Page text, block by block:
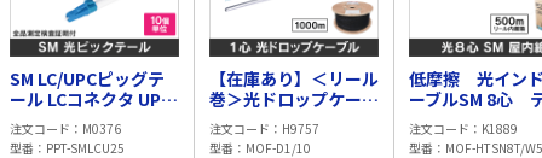
SM LC/UPCピッグテ
ール LCコネクタ UPC
研磨 1m φ0.25 UV心
線
注文コード
M0376
型番
PPT-SMLCU25
【在庫あり】＜リール
巻＞光ドロップケーブ
ル SM 1心線(単心線)
1000m
注文コード
H9757
型番
MOF-D1/10
低摩擦 光イン
ーブルSM 8心
プ心線 500m
注文コード
K1889
型番
MOF-HTSN8T/